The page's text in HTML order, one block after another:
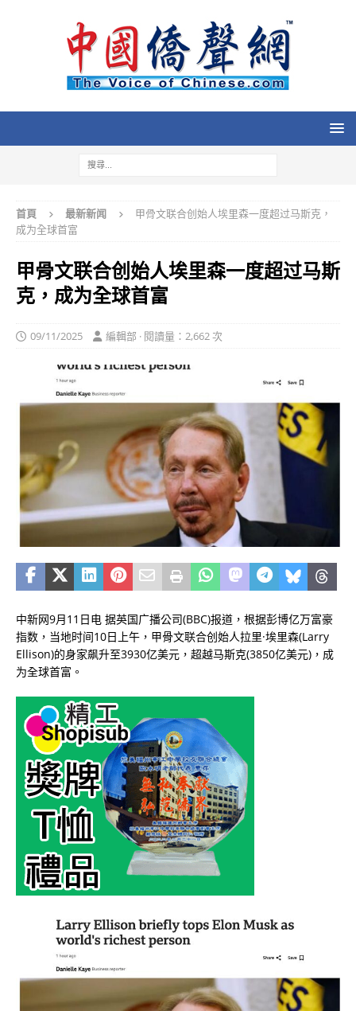
首頁 最新新闻
甲骨文联合创始人埃里森一度超过马斯克，
成为全球首富
甲骨文联合创始人埃里森一度超过马斯
克，成为全球首富
09/11/2025 編輯部 · 閱讀量：2,662 次
中新网9月11日电 据英国广播公司(BBC)报道，根据彭博亿万富豪
指数，当地时间10日上午，甲骨文联合创始人拉里·埃里森(Larry
Ellison)的身家飙升至3930亿美元，超越马斯克(3850亿美元)，成
为全球首富。